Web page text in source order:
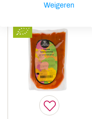
Weigeren